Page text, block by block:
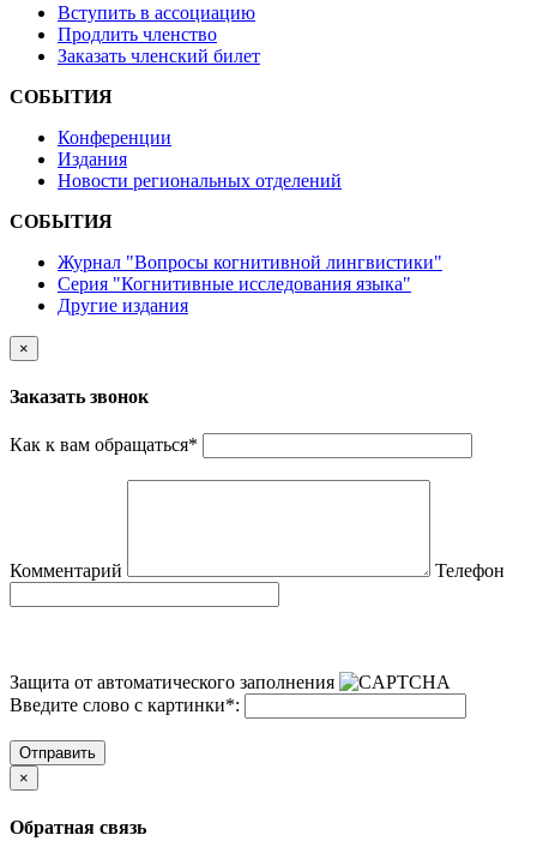
Вступить в ассоциацию
Продлить членство
Заказать членский билет
СОБЫТИЯ
Конференции
Издания
Новости региональных отделений
СОБЫТИЯ
Журнал "Вопросы когнитивной лингвистики"
Серия "Когнитивные исследования языка"
Другие издания
×
Заказать звонок
Как к вам обращаться*
Комментарий Телефон
Защита от автоматического заполнения
Введите слово с картинки*:
Отправить
×
Обратная связь